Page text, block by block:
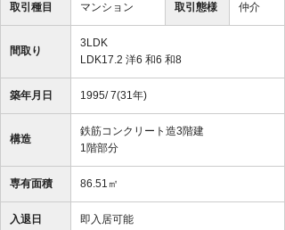
取引種目 マンション 取引態様 仲介
間取り
3LDK
LDK17.2 洋6 和6 和8
築年月日 1995/ 7(31年)
構造
鉄筋コンクリート造3階建
1階部分
専有面積 86.51㎡
入退日 即入居可能